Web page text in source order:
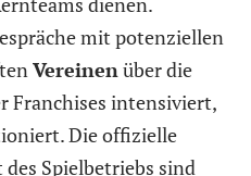
mit potenziellen
Vereinen über die
Franchises intensiviert,
Die offizielle
Spielbetriebs sind